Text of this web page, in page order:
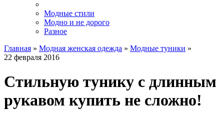
Модные стили
Модно и не дорого
Разное
Главная » Модная женская одежда » Модные туники »
22 февраля 2016
Стильную тунику с длинным
рукавом купить не сложно!